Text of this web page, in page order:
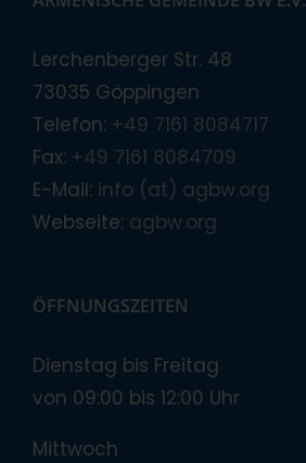
Lerchenberger Str. 48
73035 Göppingen
Telefon: +49 7161 8084717
Fax: +49 7161 8084709
E-Mail: info (at) agbw.org
Webseite: agbw.org
ÖFFNUNGSZEITEN
Dienstag bis Freitag
von 09:00 bis 12:00 Uhr
Mittwoch